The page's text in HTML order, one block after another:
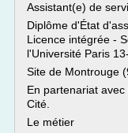
Assistant(e) de
Diplôme d'État
Licence intégrée -
l'Université Paris
Site de Montrouge
En partenariat
Cité.
Le métier